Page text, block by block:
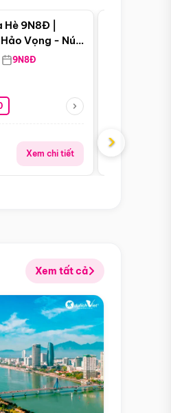
9N8Đ |
Vọng - Núi
- Pretoria -
9N8Đ
Xem chi tiết
Giá từ:
›
Xem tất cả